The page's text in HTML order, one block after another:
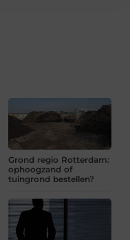
Grond regio Rotterdam:
ophoogzand of
tuingrond bestellen?